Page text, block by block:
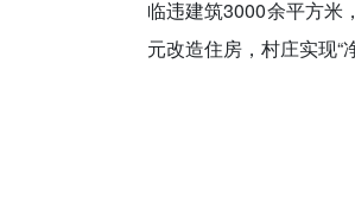
临违建筑3000余平方米
元改造住房，村庄实现“